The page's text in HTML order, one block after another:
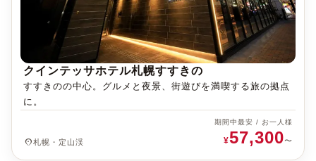
クインテッサホテル札幌すすきの
すすきのの中心。グルメと夜景、街遊びを満喫する旅の拠点
に。
place札幌・定山渓
期間中最安 / お一人様
¥57,300〜